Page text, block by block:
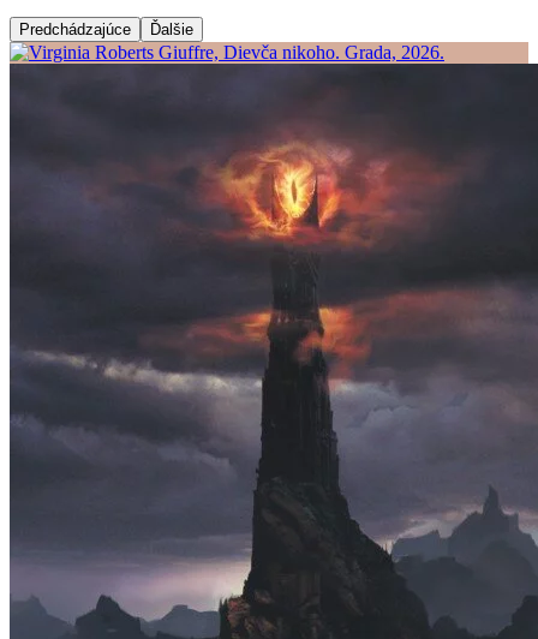
Predchádzajúce Ďalšie